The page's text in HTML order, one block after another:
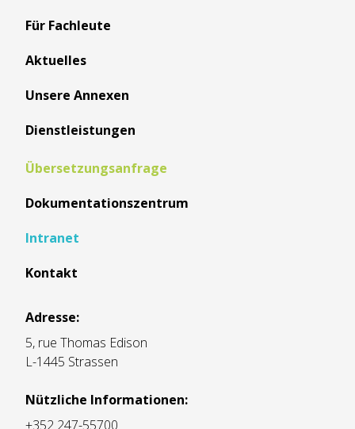
Für Fachleute
Aktuelles
Unsere Annexen
Dienstleistungen
Übersetzungsanfrage
Dokumentationszentrum
Intranet
Kontakt
Adresse:
5, rue Thomas Edison
L-1445 Strassen
Nützliche Informationen:
+352 247-55700